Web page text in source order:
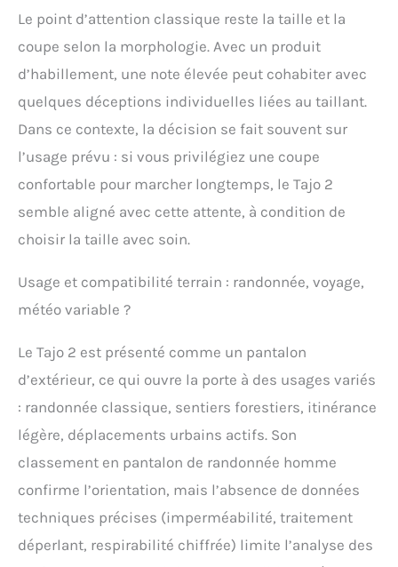
Le point d’attention classique reste la taille et la
coupe selon la morphologie. Avec un produit
d’habillement, une note élevée peut cohabiter avec
quelques déceptions individuelles liées au taillant.
Dans ce contexte, la décision se fait souvent sur
l’usage prévu : si vous privilégiez une coupe
confortable pour marcher longtemps, le Tajo 2
semble aligné avec cette attente, à condition de
choisir la taille avec soin.
Usage et compatibilité terrain : randonnée, voyage,
météo variable ?
Le Tajo 2 est présenté comme un pantalon
d’extérieur, ce qui ouvre la porte à des usages variés
: randonnée classique, sentiers forestiers, itinérance
légère, déplacements urbains actifs. Son
classement en pantalon de randonnée homme
confirme l’orientation, mais l’absence de données
techniques précises (imperméabilité, traitement
déperlant, respirabilité chiffrée) limite l’analyse des